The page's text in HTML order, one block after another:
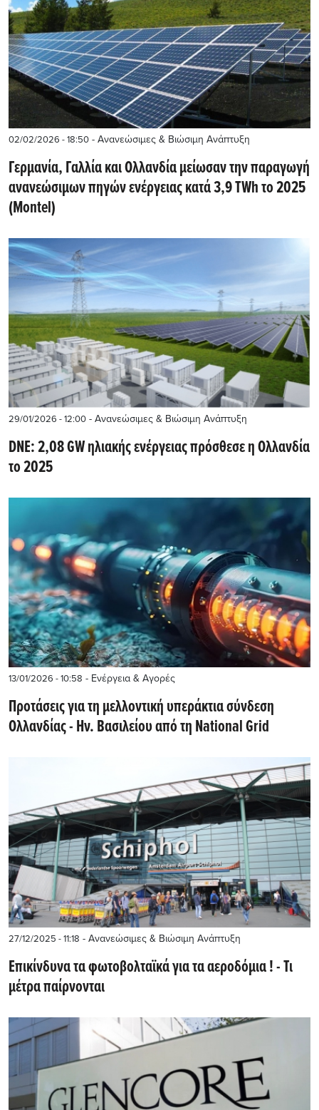
02/02/2026 - 18:50 - Ανανεώσιμες & Βιώσιμη Ανάπτυξη
Γερμανία, Γαλλία και Ολλανδία μείωσαν την παραγωγή
ανανεώσιμων πηγών ενέργειας κατά 3,9 TWh το 2025
(Montel)
29/01/2026 - 12:00 - Ανανεώσιμες & Βιώσιμη Ανάπτυξη
DNE: 2,08 GW ηλιακής ενέργειας πρόσθεσε η Ολλανδία
το 2025
13/01/2026 - 10:58 - Ενέργεια & Αγορές
Προτάσεις για τη μελλοντική υπεράκτια σύνδεση
Ολλανδίας - Ην. Βασιλείου από τη National Grid
27/12/2025 - 11:18 - Ανανεώσιμες & Βιώσιμη Ανάπτυξη
Επικίνδυνα τα φωτοβολταϊκά για τα αεροδόμια ! - Τι
μέτρα παίρνονται